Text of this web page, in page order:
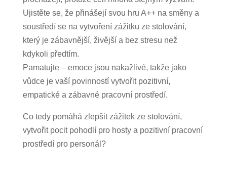
Ujistěte se, že přinášejí svou hru A++ na směny a
soustředí se na vytvoření zážitku ze stolování,
který je zábavnější, živější a bez stresu než
kdykoli předtím.
Pamatujte – emoce jsou nakažlivé, takže jako
vůdce je vaší povinností vytvořit pozitivní,
empatické a zábavné pracovní prostředí.
Co tedy pomáhá zlepšit zážitek ze stolování,
vytvořit pocit pohodlí pro hosty a pozitivní pracovní
prostředí pro personál?